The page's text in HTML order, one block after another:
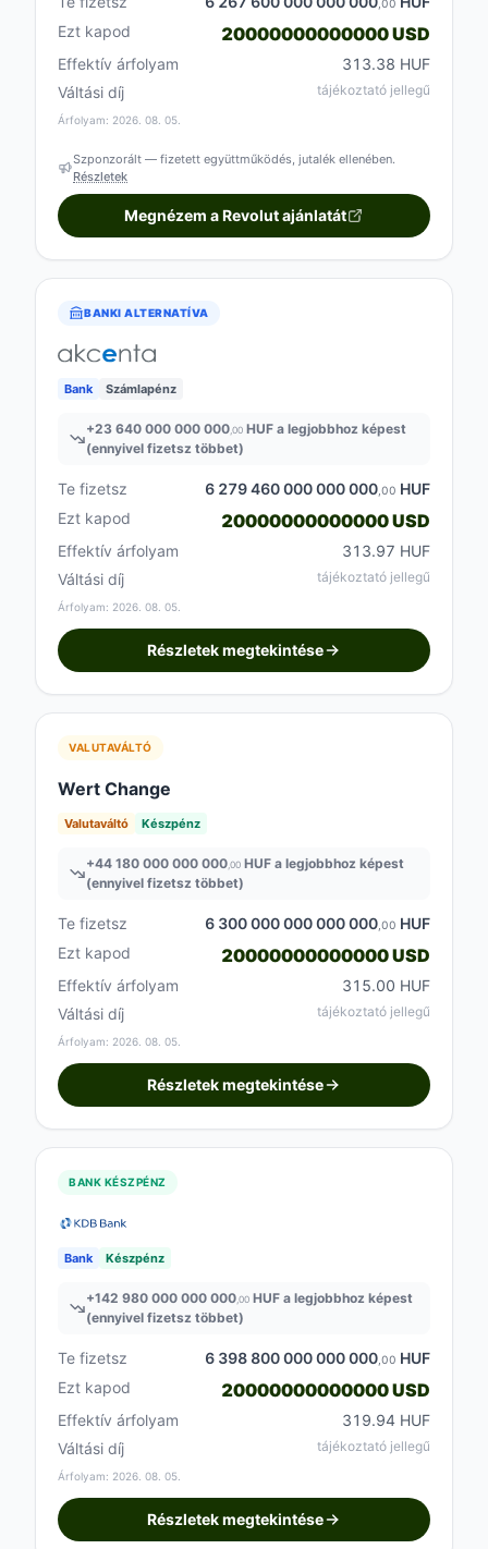
,00
Ezt kapod
20000000000000 USD
Effektív árfolyam
313.38 HUF
Váltási díj
tájékoztató jellegű
Árfolyam: 2026. 08. 05.
Szponzorált — fizetett együttműködés, jutalék ellenében.
Részletek
Megnézem a Revolut ajánlatát
BANKI ALTERNATÍVA
Bank Számlapénz
+23 640 000 000 000 ,00 HUF a legjobbhoz képest
(ennyivel fizetsz többet)
Te fizetsz 6 279 460 000 000 000 ,00 HUF
Ezt kapod
20000000000000 USD
Effektív árfolyam
313.97 HUF
Váltási díj
tájékoztató jellegű
Árfolyam: 2026. 08. 05.
Részletek megtekintése
VALUTAVÁLTÓ
Wert Change
Valutaváltó Készpénz
+44 180 000 000 000 ,00 HUF a legjobbhoz képest
(ennyivel fizetsz többet)
Te fizetsz 6 300 000 000 000 000 ,00 HUF
Ezt kapod
20000000000000 USD
Effektív árfolyam
315.00 HUF
Váltási díj
tájékoztató jellegű
Árfolyam: 2026. 08. 05.
Részletek megtekintése
BANK KÉSZPÉNZ
Bank Készpénz
+142 980 000 000 000 ,00 HUF a legjobbhoz képest
(ennyivel fizetsz többet)
Te fizetsz 6 398 800 000 000 000 ,00 HUF
Ezt kapod
20000000000000 USD
Effektív árfolyam
319.94 HUF
Váltási díj
tájékoztató jellegű
Árfolyam: 2026. 08. 05.
Részletek megtekintése